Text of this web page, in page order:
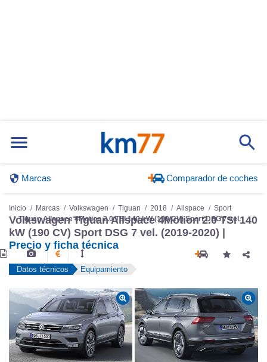
Volkswagen Tiguan Allspace 4Motion 2.0 TSI 140
kW (190 CV) Sport DSG 7 vel. (2019-2020) |
Precio y ficha técnica